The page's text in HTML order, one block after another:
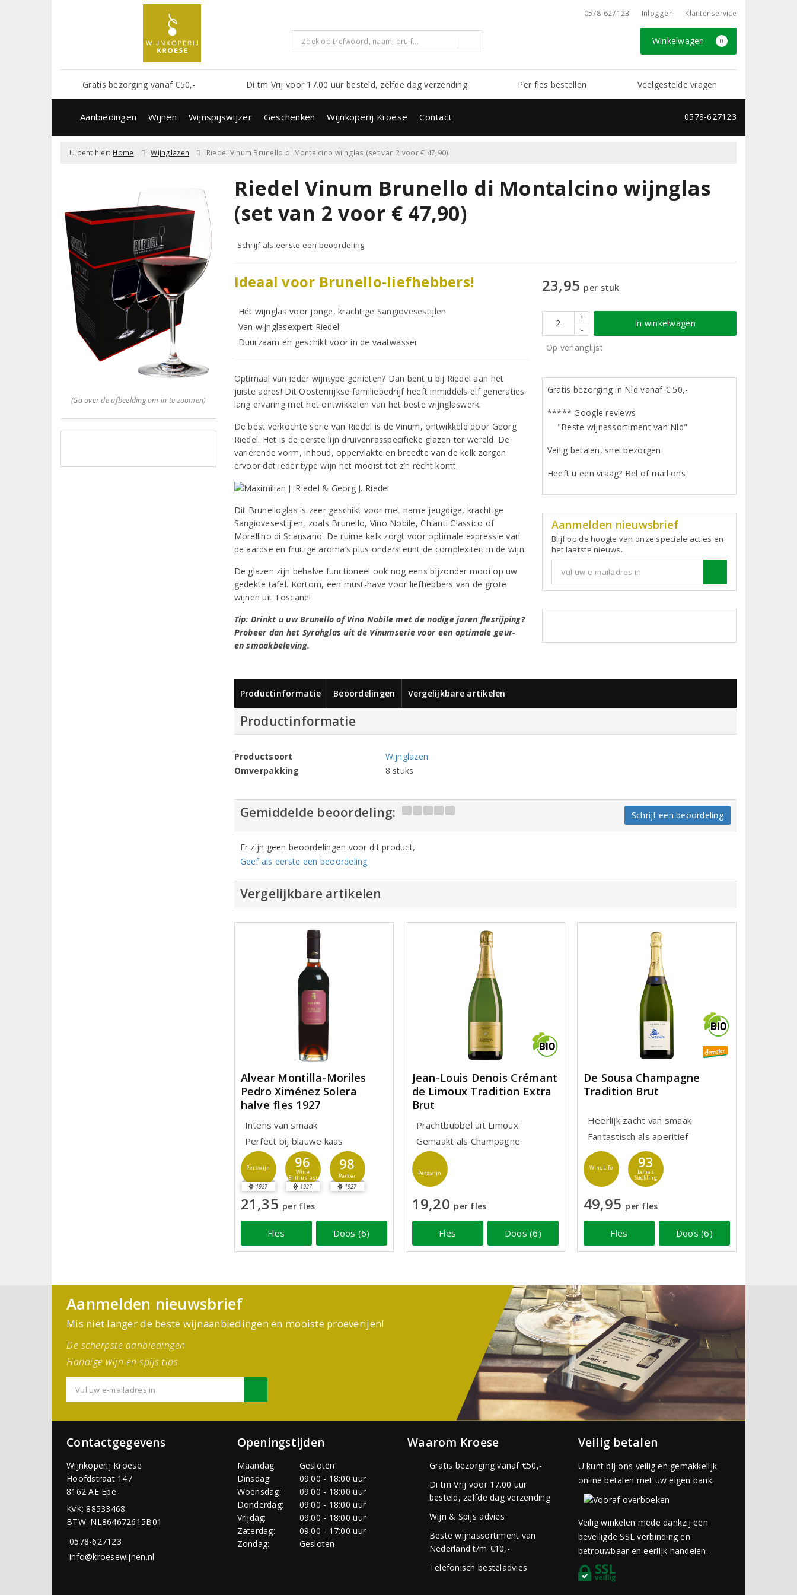
0578-627123 Inloggen Klantenservice
Winkelwagen 0
Gratis bezorging vanaf €50,- Di tm Vrij voor 17.00 uur besteld, zelfde dag verzending Per fles bestellen Veelgestelde vragen
Aanbiedingen Wijnen Wijnspijswijzer Geschenken Wijnkoperij Kroese Contact 0578-627123
U bent hier: Home Wijnglazen Riedel Vinum Brunello di Montalcino wijnglas (set van 2 voor € 47,90)
(Ga over de afbeelding om in te zoomen)
Riedel Vinum Brunello di Montalcino wijnglas
(set van 2 voor € 47,90)
Schrijf als eerste een beoordeling
Ideaal voor Brunello-liefhebbers!
Hét wijnglas voor jonge, krachtige Sangiovesestijlen
Van wijnglasexpert Riedel
Duurzaam en geschikt voor in de vaatwasser
Optimaal van ieder wijntype genieten? Dan bent u bij Riedel aan het
juiste adres! Dit Oostenrijkse familiebedrijf heeft inmiddels elf generaties
lang ervaring met het ontwikkelen van het beste wijnglaswerk.
De best verkochte serie van Riedel is de Vinum, ontwikkeld door Georg
Riedel. Het is de eerste lijn druivenrasspecifieke glazen ter wereld. De
variërende vorm, inhoud, oppervlakte en breedte van de kelk zorgen
ervoor dat ieder type wijn het mooist tot z’n recht komt.
Dit Brunelloglas is zeer geschikt voor met name jeugdige, krachtige
Sangiovesestijlen, zoals Brunello, Vino Nobile, Chianti Classico of
Morellino di Scansano. De ruime kelk zorgt voor optimale expressie van
de aardse en fruitige aroma’s plus ondersteunt de complexiteit in de wijn.
De glazen zijn behalve functioneel ook nog eens bijzonder mooi op uw
gedekte tafel. Kortom, een must-have voor liefhebbers van de grote
wijnen uit Toscane!
Tip: Drinkt u uw Brunello of Vino Nobile met de nodige jaren flesrijping?
Probeer dan het Syrahglas uit de Vinumserie voor een optimale geur-
en smaakbeleving.
23,95 per stuk
+
-
In winkelwagen
Op verlanglijst
Gratis bezorging in Nld vanaf € 50,-
***** Google reviews
"Beste wijnassortiment van Nld"
Veilig betalen, snel bezorgen
Heeft u een vraag? Bel of mail ons
Aanmelden nieuwsbrief
Blijf op de hoogte van onze speciale acties en
het laatste nieuws.
Productinformatie Beoordelingen Vergelijkbare artikelen
Productinformatie
Productsoort
Wijnglazen
Omverpakking
8 stuks
Gemiddelde beoordeling: Schrijf een beoordeling
Er zijn geen beoordelingen voor dit product,
Geef als eerste een beoordeling
Vergelijkbare artikelen
Alvear Montilla-Moriles
Pedro Ximénez Solera
halve fles 1927
Intens van smaak
Perfect bij blauwe kaas
Perswijn
1927
96
Wine
Enthusiast
1927
98
Parker
1927
21,35 per fles
Fles Doos (6)
Jean-Louis Denois Crémant
de Limoux Tradition Extra
Brut
Prachtbubbel uit Limoux
Gemaakt als Champagne
Perswijn
19,20 per fles
Fles Doos (6)
De Sousa Champagne
Tradition Brut
Heerlijk zacht van smaak
Fantastisch als aperitief
WineLife 93
James
Suckling
49,95 per fles
Fles Doos (6)
Aanmelden nieuwsbrief
Mis niet langer de beste wijnaanbiedingen en mooiste proeverijen!
De scherpste aanbiedingen
Handige wijn en spijs tips
Contactgegevens
Wijnkoperij Kroese
Hoofdstraat 147
8162 AE Epe
KvK: 88533468
BTW: NL864672615B01
0578-627123
info@kroesewijnen.nl
Openingstijden
Maandag:
Gesloten
Dinsdag:
09:00 - 18:00 uur
Woensdag:
09:00 - 18:00 uur
Donderdag:
09:00 - 18:00 uur
Vrijdag:
09:00 - 18:00 uur
Zaterdag:
09:00 - 17:00 uur
Zondag:
Gesloten
Waarom Kroese
Gratis bezorging vanaf €50,-
Di tm Vrij voor 17.00 uur
besteld, zelfde dag verzending
Wijn & Spijs advies
Beste wijnassortiment van
Nederland t/m €10,-
Telefonisch besteladvies
Veilig betalen
U kunt bij ons veilig en gemakkelijk
online betalen met uw eigen bank.
Veilig winkelen mede dankzij een
beveiligde SSL verbinding en
betrouwbaar en eerlijk handelen.